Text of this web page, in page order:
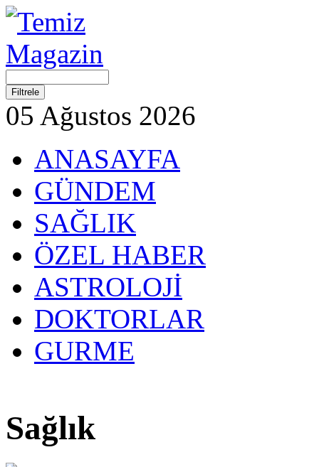
05 Ağustos 2026
ANASAYFA
GÜNDEM
SAĞLIK
ÖZEL HABER
ASTROLOJİ
DOKTORLAR
GURME
Sağlık